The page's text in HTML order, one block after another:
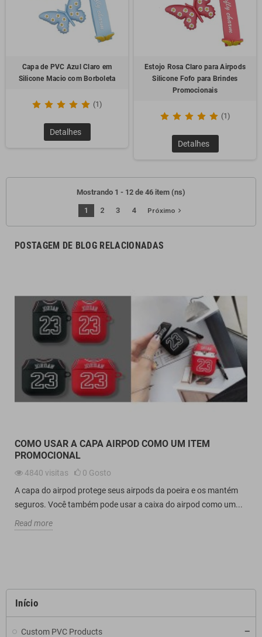
Início
Custom PVC Products
Capa de PVC Azul Claro em
Silicone Macio com Borboleta
(1)
Detalhes
Estojo Rosa Claro para Airpods
Silicone Fofo para Brindes
Promocionais
(1)
Detalhes
Mostrando 1 - 12 de 46 item (ns)
1 2 3 4 Próximo navigate_next
POSTAGEM DE BLOG RELACIONADAS
COMO USAR A CAPA AIRPOD COMO UM ITEM
PROMOCIONAL
4840 visitas 0 Gosto
A capa do airpod protege seus airpods da poeira e os mantém
seguros. Você também pode usar a caixa do airpod como um...
Read more